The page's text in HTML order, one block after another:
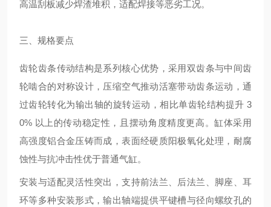
高温刮板减少焊渣堆积，适配焊接等恶劣工况。
三、规格要点
齿轮齿条传动结构是系列核心优势，采用双齿条与中间齿
轮啮合的对称设计，压缩空气推动活塞带动齿条运动，通
过齿轮转化为输出轴的旋转运动，相比单齿轮结构提升 3
0% 以上的传动稳定性，且摆动角度精度更高。缸体采用
高强度铝合金压铸而成，表面经硬质阳极氧化处理，耐腐
蚀性与抗冲击性优于普通气缸。
安装与适配灵活性突出，支持前法兰、后法兰、脚座、耳
环等多种安装形式，输出轴端提供平键槽与径向螺纹孔的